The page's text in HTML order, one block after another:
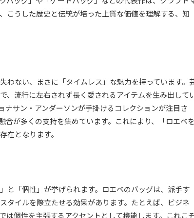
こうした歴史と伝統が培った上質な価値を理解する、知
わない、まさに「タイムレス」な魅力を持っています。
、流行に左右されず長く愛されるアイテムを生み出して
ナサン・アンダーソンが手掛けるコレクションが注目さ
が多くの支持を集めています。これにより、「ロエベを
在となります。
と「個性」が挙げられます。ロエベのバッグは、派手す
タイルを際立たせる効果があります。たとえば、ビジネ
は個性を主張するアクセントとして機能します。これこそ